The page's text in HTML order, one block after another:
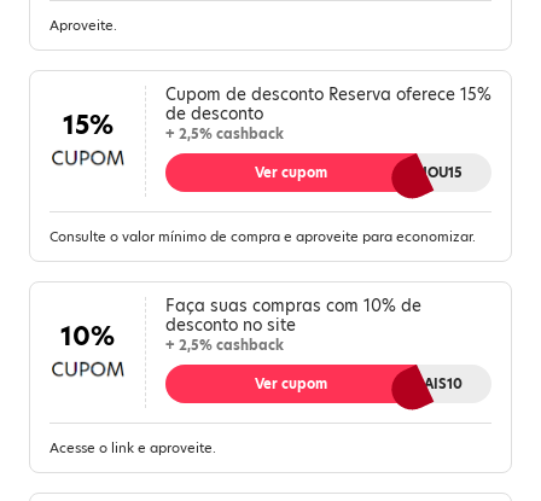
Aproveite.
15%
Cupom de desconto Reserva oferece 15%
de desconto
+ 2,5% cashback
GANHOU15
Ver cupom
Consulte o valor mínimo de compra e aproveite para economizar.
10%
Faça suas compras com 10% de
desconto no site
+ 2,5% cashback
RVMAIS10
Ver cupom
Acesse o link e aproveite.